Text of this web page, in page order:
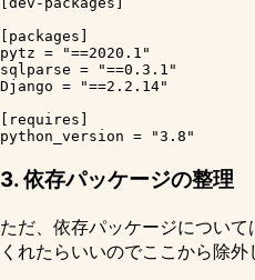
[packages]
pytz = "==2020.1"
sqlparse = "==0.3.1"
Django = "==2.2.14"
[requires]
3. 依存パッケージの整理
ただ、依存パッケージについ
くれたらいいのでここから除外